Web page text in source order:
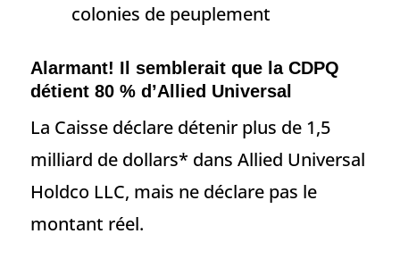
colonies de peuplement
Alarmant! Il semblerait que la CDPQ
détient 80 % d’Allied Universal
La Caisse déclare détenir plus de 1,5
milliard de dollars* dans Allied Universal
Holdco LLC, mais ne déclare pas le
montant réel.